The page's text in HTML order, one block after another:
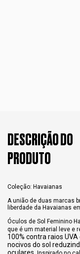
DESCRIÇÃO DO
PRODUTO
Coleção: Havaianas
A união de duas marcas
liberdade da Havaianas
Óculos de Sol Feminino
que é um material leve e
100% contra raios
nocivos do sol